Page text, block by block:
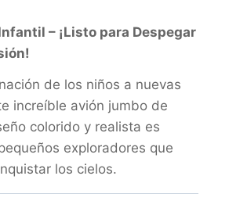
– ¡Listo para Despegar
de los niños a nuevas
increíble avión jumbo de
colorido y realista es
exploradores que
los cielos.